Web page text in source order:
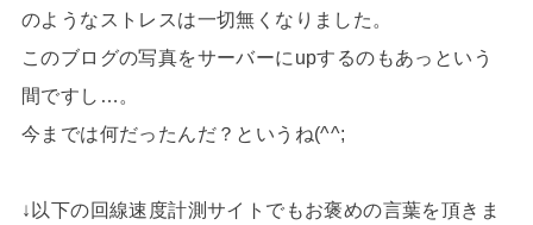
のようなストレスは一切無くなりました。
このブログの写真をサーバーにupするのもあっという
間ですし…。
今までは何だったんだ？というね(^^;
↓以下の回線速度計測サイトでもお褒めの言葉を頂きま